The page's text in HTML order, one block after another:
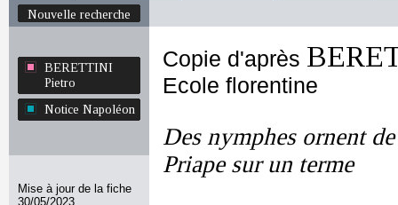
Nouvelle recherche
BERETTINI
Pietro
Notice Napoléon
Mise à jour de la fiche
30/05/2023
Copie d'après
Ecole florentine
Des nymphes ornent
Priape sur un terme